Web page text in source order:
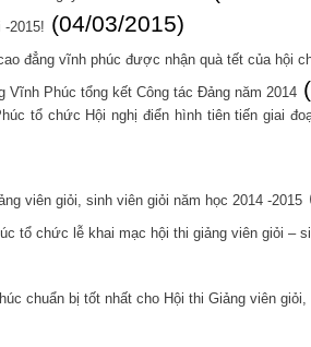
-2015! (04/03/2015)
đẳng vĩnh phúc được nhận quà tết của hội
Vĩnh Phúc tổng kết Công tác Đảng năm 2014
tổ chức Hội nghị điển hình tiên tiến giai
viên giỏi, sinh viên giỏi năm học 2014 -2015
tổ chức lễ khai mạc hội thi giảng viên giỏi –
chuẩn bị tốt nhất cho Hội thi Giảng viên